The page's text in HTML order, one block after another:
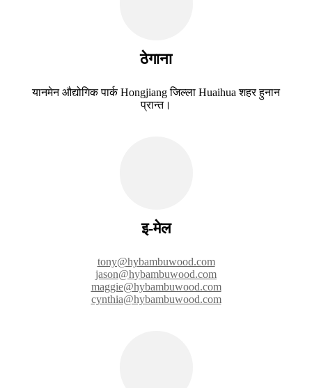
ठेगाना
यानमेन औद्योगिक पार्क Hongjiang जिल्ला Huaihua शहर हुनान
प्रान्त।
इ-मेल
tony@hybambuwood.com
jason@hybambuwood.com
maggie@hybambuwood.com
cynthia@hybambuwood.com